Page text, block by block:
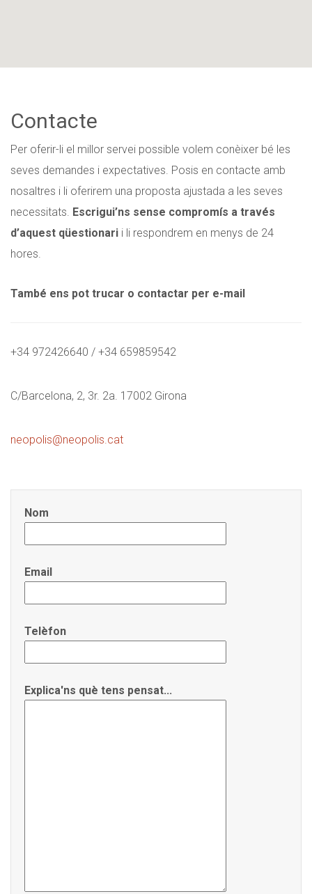
Contacte
Per oferir-li el millor servei possible volem conèixer bé les
seves demandes i expectatives. Posis en contacte amb
nosaltres i li oferirem una proposta ajustada a les seves
necessitats. Escrigui’ns sense compromís a través
d’aquest qüestionari i li respondrem en menys de 24
hores.
També ens pot trucar o contactar per e-mail
+34 972426640 / +34 659859542
C/Barcelona, 2, 3r. 2a. 17002 Girona
neopolis@neopolis.cat
Nom
Email
Telèfon
Explica'ns què tens pensat...